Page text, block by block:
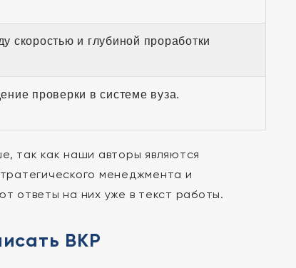
скоростью и глубиной проработки
проверки в системе вуза.
так как наши авторы являются
менеджмента и
ответы на них уже в текст работы.
ВКР